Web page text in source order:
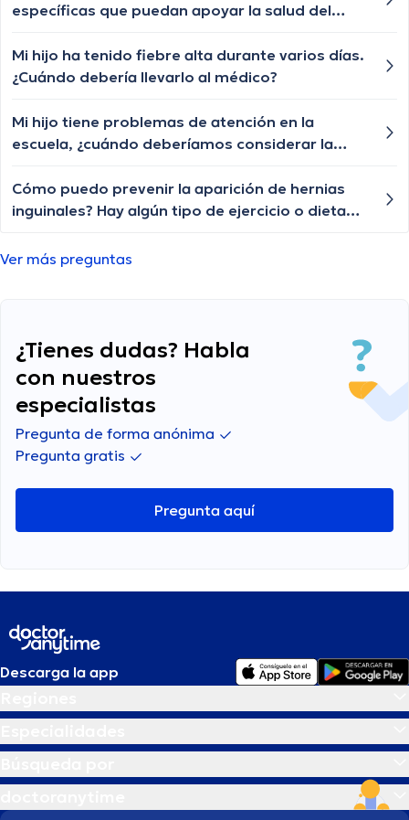
específicas que puedan apoyar la salud del
Mi hijo ha tenido fiebre alta durante varios días.
¿Cuándo debería llevarlo al médico?
Mi hijo tiene problemas de atención en la
escuela, ¿cuándo deberíamos considerar la
Cómo puedo prevenir la aparición de hernias
inguinales? Hay algún tipo de ejercicio o dieta
hemos tenido casos y quiero prevenir que me
Ver más preguntas
¿Tienes dudas? Habla
con nuestros
especialistas
Pregunta de forma anónima
Pregunta gratis
Pregunta aquí
Descarga la app